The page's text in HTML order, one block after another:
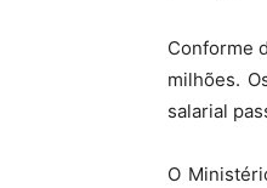
Conforme
milhões.
salarial
O